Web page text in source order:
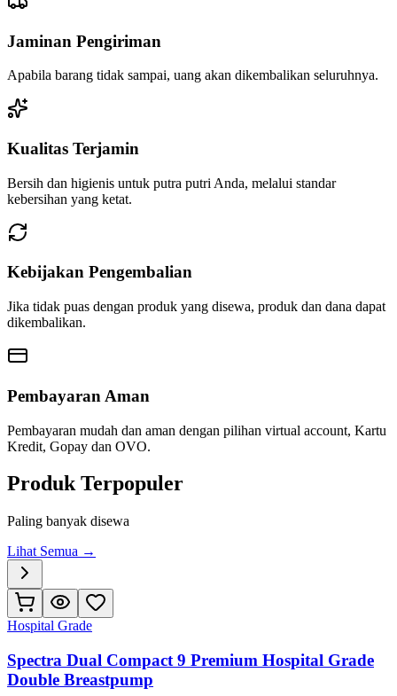
Jaminan Pengiriman
Apabila barang tidak sampai, uang akan dikembalikan seluruhnya.
Kualitas Terjamin
Bersih dan higienis untuk putra putri Anda, melalui standar
kebersihan yang ketat.
Kebijakan Pengembalian
Jika tidak puas dengan produk yang disewa, produk dan dana dapat
dikembalikan.
Pembayaran Aman
Pembayaran mudah dan aman dengan pilihan virtual account, Kartu
Kredit, Gopay dan OVO.
Produk Terpopuler
Paling banyak disewa
Lihat Semua →
Hospital Grade
Spectra Dual Compact 9 Premium Hospital Grade
Double Breastpump